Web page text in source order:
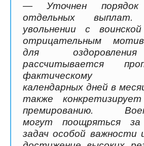
—Уточнен порядок
отдельных
увольнении с
отрицательным
для
рассчитывается
фактическому
календарных дней в
также
премированию.
могут поощряться за
задач особой важности